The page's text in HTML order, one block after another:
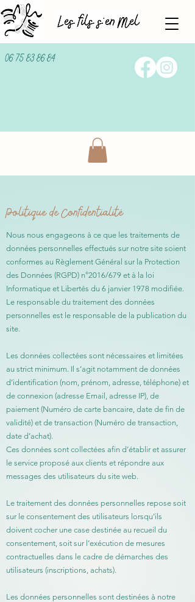
06 75 83 86 84
Politique de Confidentialité
Nous nous engageons à ce que les traitements de
données personnelles effectués sur notre site soient
conformes au Règlement Général sur la Protection
des Données (RGPD) n°2016/679 et à la loi
Informatique et Libertés du 6 janvier 1978 modifiée.
Le responsable du traitement des données
personnelles est le responsable de la publication du
site.
Les données collectées sont nécessaires et limitées
au strict minimum. Il s’agit notamment de données
d’identification (nom, prénom, adresse, téléphone) et
de connexion (adresse Email, adresse IP), de
paiement (Numéro de carte bancaire, date de fin de
validité) et de transaction (Numéro de transaction,
date d’achat).
Ces données sont collectées afin d’établir et assurer
le service proposé aux clients et répondre aux
messages des utilisateurs du site web.
Le traitement des données personnelles repose soit
sur le consentement des utilisateurs lorsqu’ils
doivent cocher une case destinée au recueil du
consentement, soit sur l’exécution de mesures
contractuelles dans le cadre de démarches des
utilisateurs (inscriptions, achats).
Les données personnelles sont destinées à notre